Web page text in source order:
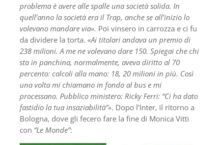
problema è avere alle spalle una società solida. In
quell’anno la società era il Trap, anche se all’inizio lo
volevano mandare via». Poi vinsero in carrozza e ci fu
da dividere la torta. «Ai titolari andava un premio di
238 milioni. A me ne volevano dare 150. Spiegai che chi
sta in panchina, normalmente, aveva diritto al 70
percento: calcoli alla mano: 18, 20 milioni in più. Così
una volta mi chiamano in fondo al bus e mi
processano. Pubblico ministero: Ricky Ferri: “Ci ha dato
fastidio la tua insaziabilità”». Dopo l’Inter, il ritorno a
Bologna, dove gli fecero fare la fine di Monica Vitti
con “Le Monde”: